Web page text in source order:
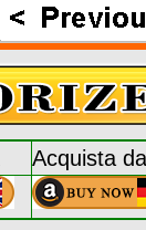
Acquista